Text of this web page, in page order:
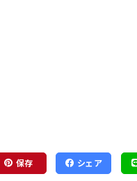
保存 シェア